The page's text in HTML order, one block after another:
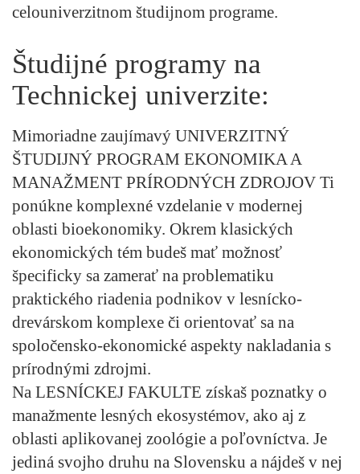
celouniverzitnom študijnom programe.
Študijné programy na
Technickej univerzite:
Mimoriadne zaujímavý UNIVERZITNÝ
ŠTUDIJNÝ PROGRAM EKONOMIKA A
MANAŽMENT PRÍRODNÝCH ZDROJOV Ti
ponúkne komplexné vzdelanie v modernej
oblasti bioekonomiky. Okrem klasických
ekonomických tém budeš mať možnosť
špecificky sa zamerať na problematiku
praktického riadenia podnikov v lesnícko-
drevárskom komplexe či orientovať sa na
spoločensko-ekonomické aspekty nakladania s
prírodnými zdrojmi.
Na LESNÍCKEJ FAKULTE získaš poznatky o
manažmente lesných ekosystémov, ako aj z
oblasti aplikovanej zoológie a poľovníctva. Je
jediná svojho druhu na Slovensku a nájdeš v nej